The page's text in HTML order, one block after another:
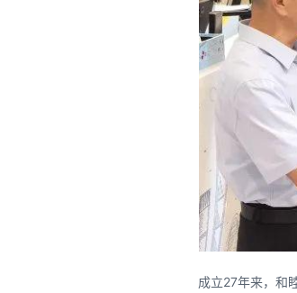
成立27年来，和